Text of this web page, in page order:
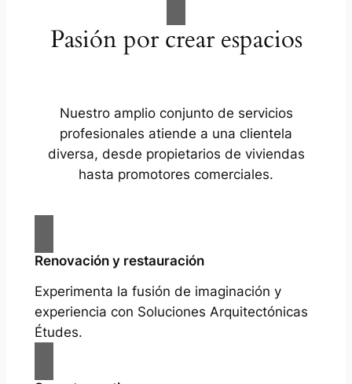
Pasión por crear espacios
Nuestro amplio conjunto de servicios
profesionales atiende a una clientela
diversa, desde propietarios de viviendas
hasta promotores comerciales.
Renovación y restauración
Experimenta la fusión de imaginación y
experiencia con Soluciones Arquitectónicas
Études.